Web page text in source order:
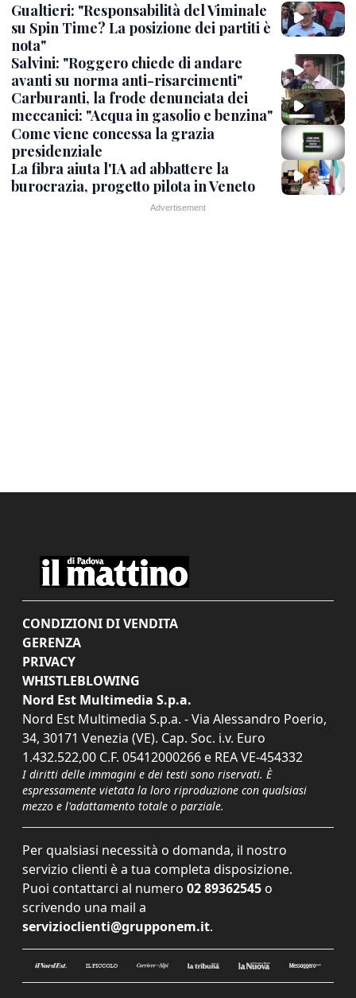
Gualtieri: "Responsabilità del Viminale
su Spin Time? La posizione dei partiti è
nota"
Salvini: "Roggero chiede di andare
avanti su norma anti-risarcimenti"
Carburanti, la frode denunciata dei
meccanici: "Acqua in gasolio e benzina"
Come viene concessa la grazia
presidenziale
La fibra aiuta l'IA ad abbattere la
burocrazia, progetto pilota in Veneto
CONDIZIONI DI VENDITA
GERENZA
PRIVACY
WHISTLEBLOWING
Nord Est Multimedia S.p.a.
Nord Est Multimedia S.p.a. - Via Alessandro Poerio,
34, 30171 Venezia (VE). Cap. Soc. i.v. Euro
1.432.522,00 C.F. 05412000266 e REA VE-454332
I diritti delle immagini e dei testi sono riservati. È
espressamente vietata la loro riproduzione con qualsiasi
mezzo e l'adattamento totale o parziale.
Per qualsiasi necessità o domanda, il nostro
servizio clienti è a tua completa disposizione.
Puoi contattarci al numero 02 89362545 o
scrivendo una mail a
servizioclienti@grupponem.it.